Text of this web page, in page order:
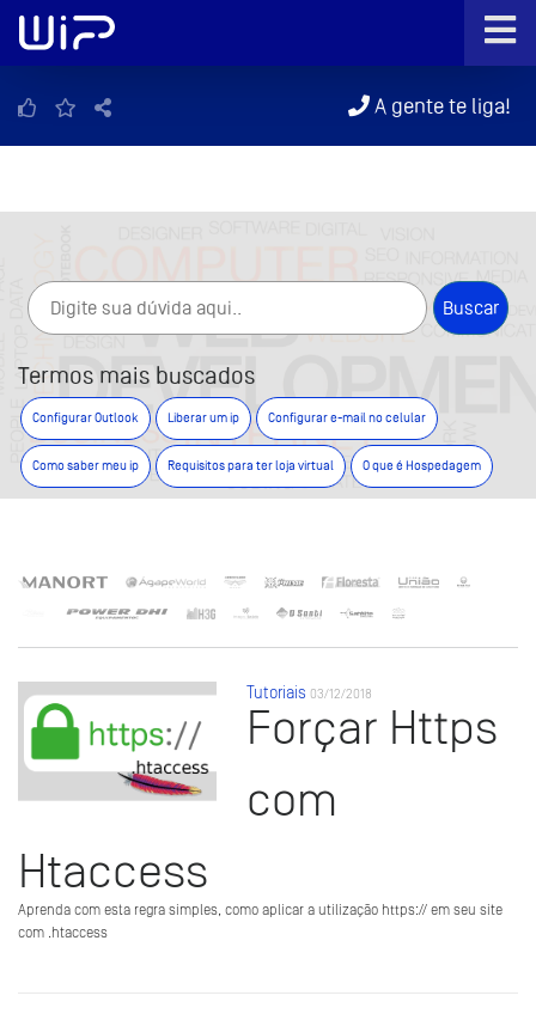
A gente te liga!
Termos mais buscados
Configurar Outlook Liberar um ip Configurar e-mail no celular
Como saber meu ip Requisitos para ter loja virtual O que é Hospedagem
Tutoriais 03/12/2018
Forçar Https
com
Htaccess
Aprenda com esta regra simples, como aplicar a utilização https:// em seu site
com .htaccess